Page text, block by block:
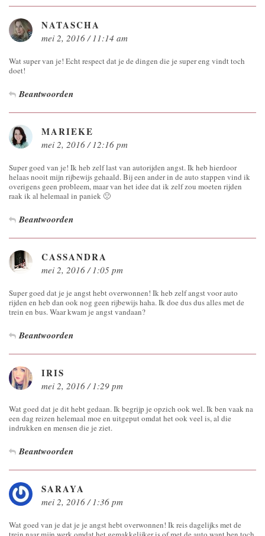
NATASCHA
mei 2, 2016 / 11:14 am
Wat super van je! Echt respect dat je de dingen die je super eng vindt toch
doet!
Beantwoorden
MARIEKE
mei 2, 2016 / 12:16 pm
Super goed van je! Ik heb zelf last van autorijden angst. Ik heb hierdoor
helaas nooit mijn rijbewijs gehaald. Bij een ander in de auto stappen vind ik
overigens geen probleem, maar van het idee dat ik zelf zou moeten rijden
raak ik al helemaal in paniek 🙁
Beantwoorden
CASSANDRA
mei 2, 2016 / 1:05 pm
Super goed dat je je angst hebt overwonnen! Ik heb zelf angst voor auto
rijden en heb dan ook nog geen rijbewijs haha. Ik doe dus dus alles met de
trein en bus. Waar kwam je angst vandaan?
Beantwoorden
IRIS
mei 2, 2016 / 1:29 pm
Wat goed dat je dit hebt gedaan. Ik begrijp je opzich ook wel. Ik ben vaak na
een dag reizen helemaal moe en uitgeput omdat het ook veel is, al die
indrukken en mensen die je ziet.
Beantwoorden
SARAYA
mei 2, 2016 / 1:36 pm
Wat goed van je dat je je angst hebt overwonnen! Ik reis dagelijks met de